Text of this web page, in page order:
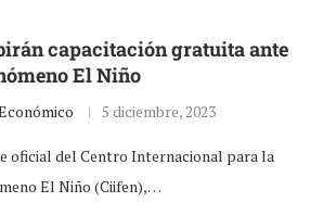
capacitación gratuita ante
El Niño
5 diciembre, 2023
oficial del Centro Internacional para la
El Niño (Ciifen),…